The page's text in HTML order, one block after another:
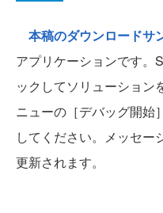
本稿のダウンロードサ
アプリケーションです。
ックしてソリューション
ニューの［デバッグ開始
してください。メッセー
更新されます。